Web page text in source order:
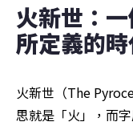
火新世：
所定義的
火新世（The
思就是「火」，而